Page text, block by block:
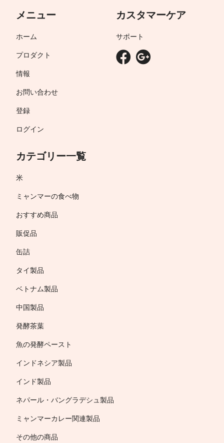
メニュー
ホーム
プロダクト
情報
お問い合わせ
登録
ログイン
カテゴリー一覧
米
ミャンマーの食べ物
おすすめ商品
販促品
缶詰
タイ製品
ベトナム製品
中国製品
発酵茶葉
魚の発酵ペースト
インドネシア製品
インド製品
ネパール・バングラデシュ製品
ミャンマーカレー関連製品
その他の商品
カスタマーケア
サポート